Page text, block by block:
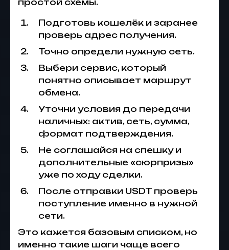
простой схемы.
Подготовь кошелёк и заранее
проверь адрес получения.
Точно определи нужную сеть.
Выбери сервис, который
понятно описывает маршрут
обмена.
Уточни условия до передачи
наличных: актив, сеть, сумма,
формат подтверждения.
Не соглашайся на спешку и
дополнительные «сюрпризы»
уже по ходу сделки.
После отправки USDT проверь
поступление именно в нужной
сети.
Это кажется базовым списком, но
именно такие шаги чаще всего